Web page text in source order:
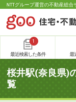
NTTグループ運営の不動産総合
1
最近検索した条件 最
桜井駅(奈良県)
覧